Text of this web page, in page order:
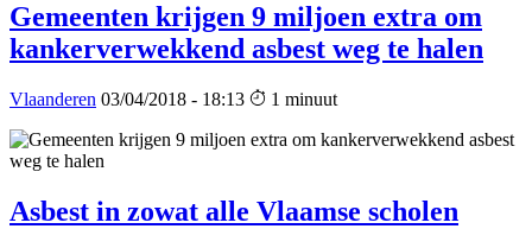
Gemeenten krijgen 9 miljoen extra om
kankerverwekkend asbest weg te halen
Vlaanderen 03/04/2018 - 18:13 1 minuut
Asbest in zowat alle Vlaamse scholen